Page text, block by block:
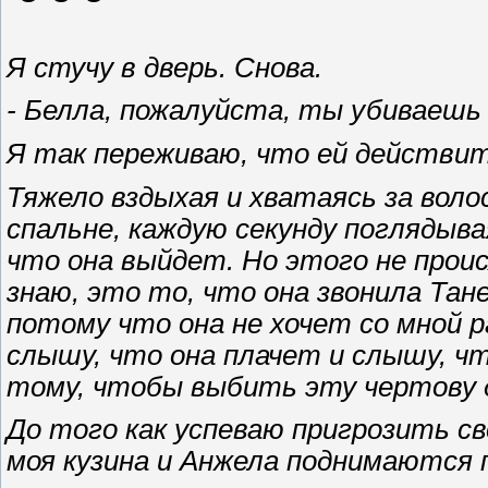
Я стучу в дверь. Снова.
- Белла, пожалуйста, ты
Я так переживаю, что ей
Тяжело вздыхая и хватаясь за
спальне, каждую секунду
что она выйдет. Но этого не
знаю, это то, что она звонила
потому что она не хочет со мной
слышу, что она плачет и слышу,
тому, чтобы выбить эту чертову
До того как успеваю пригрозить
моя кузина и Анжела поднимаются